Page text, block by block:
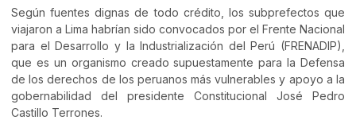
Según fuentes dignas de todo crédito, los subprefectos que
viajaron a Lima habrían sido convocados por el Frente Nacional
para el Desarrollo y la Industrialización del Perú (FRENADIP),
que es un organismo creado supuestamente para la Defensa
de los derechos de los peruanos más vulnerables y apoyo a la
gobernabilidad del presidente Constitucional José Pedro
Castillo Terrones.